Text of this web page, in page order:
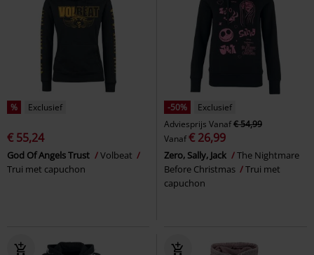
% Exclusief
€ 55,24
God Of Angels Trust
Volbeat
Trui met capuchon
-50%
Exclusief
Adviesprijs Vanaf€ 54,99
Vanaf€ 26,99
Zero, Sally, Jack
The Nightmare
Before Christmas
Trui met
capuchon